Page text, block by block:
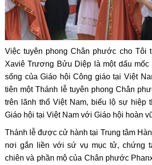
Việc tuyên phong Chân phước cho Tôi
Xaviê Trương Bửu Diệp là một dấu mốc
sống của Giáo hội Công giáo tại Việt
tiên một Thánh lễ tuyên phong Chân
trên lãnh thổ Việt Nam, biểu lộ sự hiệp
Giáo hội tại Việt Nam với Giáo hội hoàn
Thánh lễ được cử hành tại Trung tâm
nơi gắn liền với sứ vụ mục tử, chứng
chiên và phần mộ của Chân phước